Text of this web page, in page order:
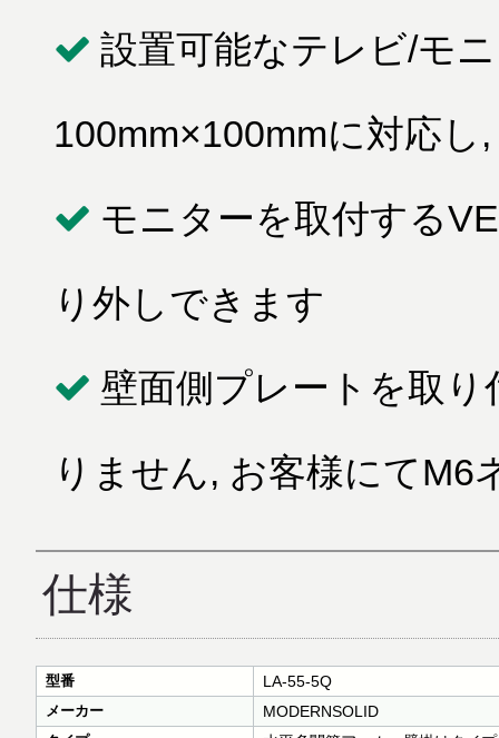
設置可能なテレビ/モ
100mm×100mmに対応
モニターを取付する
り外しできます
壁面側プレートを取
りません, お客様にてM6
仕様
型番 LA-55-5Q
メーカー MODERNSOLID